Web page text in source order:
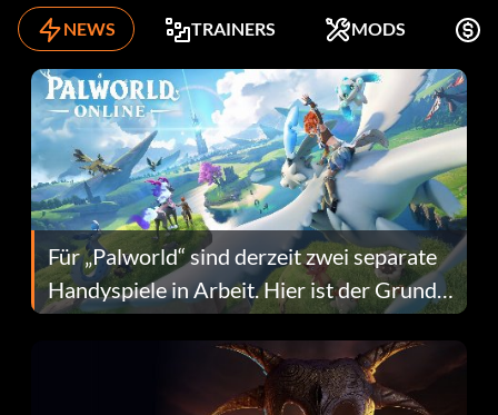
NEWS TRAINERS MODS
Für „Palworld“ sind derzeit zwei separate
Handyspiele in Arbeit. Hier ist der Grund
dafür.